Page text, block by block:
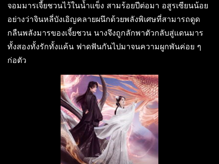
จอมมารเจี้ยชวนไว้ในน้ำแข็ง สามร้อยปีต่อมา อสูรเซียนน้อย
อย่างว่าจินหลี่บังเอิญคลายผนึกด้วยพลังพิเศษที่สามารถดูด
กลืนพลังมารของเจี้ยชวน นางจึงถูกลักพาตัวกลับสู่แดนมาร
ทั้งสองทั้งรักทั้งแค้น ฟาดฟันกันไปมาจนความผูกพันค่อย ๆ
ก่อตัว